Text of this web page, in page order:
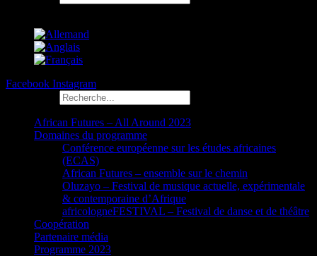
Facebook Instagram
African Futures – All Around 2023
Domaines du programme
Conférence européenne sur les études africaines
(ECAS)
African Futures – ensemble sur le chemin
Oluzayo – Festival de musique actuelle, expérimentale
& contemporaine d’Afrique
africologneFESTIVAL – Festival de danse et de théâtre
Coopération
Partenaire média
Programme 2023